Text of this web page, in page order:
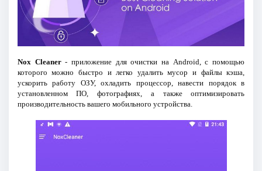
Nox Cleaner- приложение для очистки на Android, с помощью
которого можно быстро и легко удалить мусор и файлы кэша,
ускорить работу ОЗУ, охладить процессор, навести порядок в
установленном ПО, фотографиях, а также оптимизировать
производительность вашего мобильного устройства.